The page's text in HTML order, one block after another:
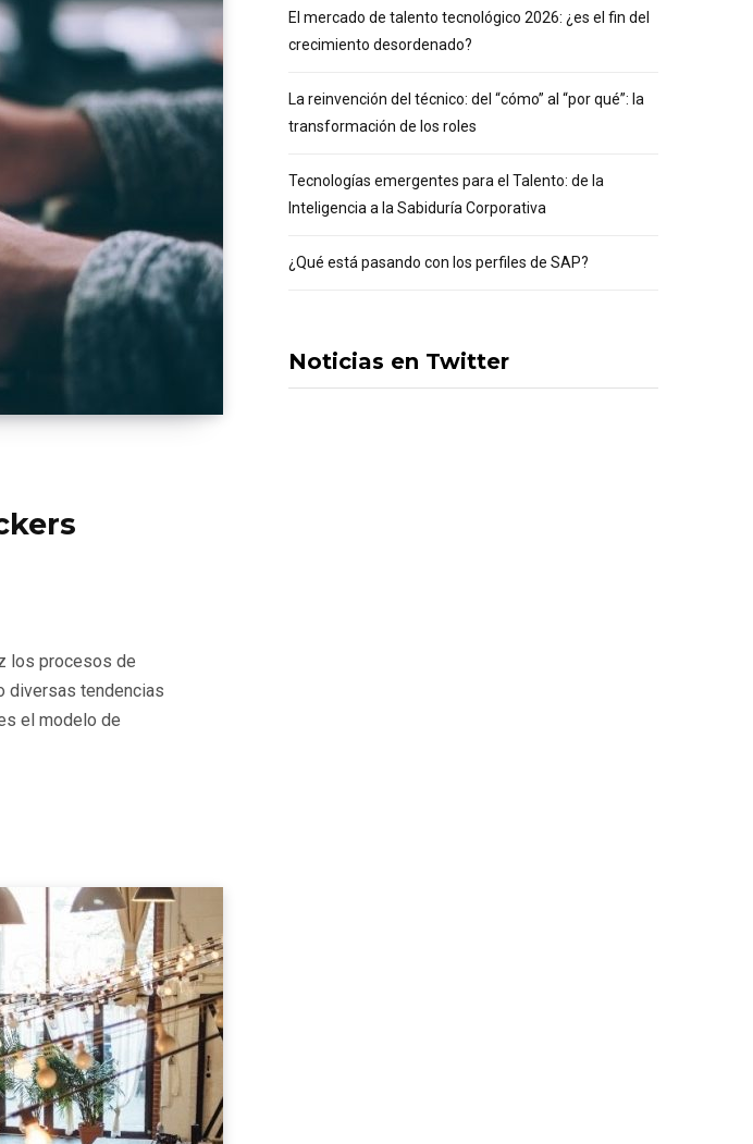
los procesos de
diversas tendencias
el modelo de
El mercado de talento tecnológico 2026: ¿es el fin del
crecimiento desordenado?
La reinvención del técnico: del “cómo” al “por qué”: la
transformación de los roles
Tecnologías emergentes para el Talento: de la
Inteligencia a la Sabiduría Corporativa
¿Qué está pasando con los perfiles de SAP?
Noticias en Twitter